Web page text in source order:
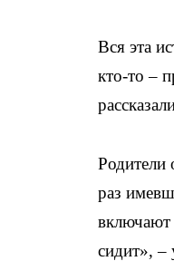
Вся эта
кто-то –
Родители
раз
включают
сидит», –